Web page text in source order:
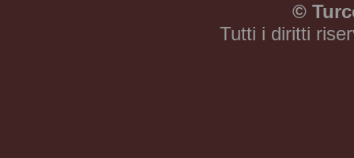
©
Tutti i diritti